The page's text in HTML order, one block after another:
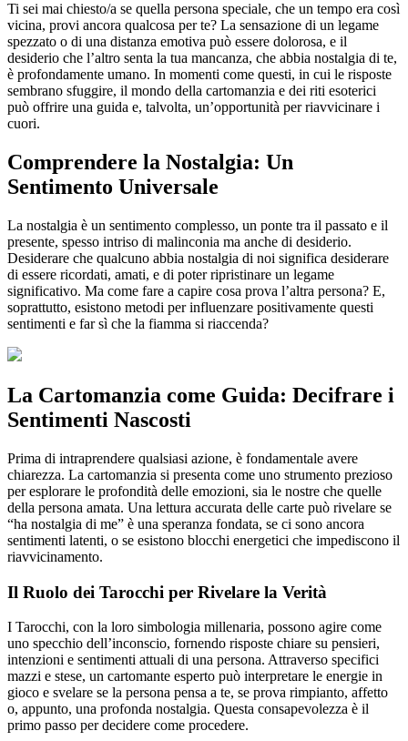
Ti sei mai chiesto/a se quella persona speciale, che un tempo era così
vicina, provi ancora qualcosa per te? La sensazione di un legame
spezzato o di una distanza emotiva può essere dolorosa, e il
desiderio che l’altro senta la tua mancanza, che abbia nostalgia di te,
è profondamente umano. In momenti come questi, in cui le risposte
sembrano sfuggire, il mondo della cartomanzia e dei riti esoterici
può offrire una guida e, talvolta, un’opportunità per riavvicinare i
cuori.
Comprendere la Nostalgia: Un
Sentimento Universale
La nostalgia è un sentimento complesso, un ponte tra il passato e il
presente, spesso intriso di malinconia ma anche di desiderio.
Desiderare che qualcuno abbia nostalgia di noi significa desiderare
di essere ricordati, amati, e di poter ripristinare un legame
significativo. Ma come fare a capire cosa prova l’altra persona? E,
soprattutto, esistono metodi per influenzare positivamente questi
sentimenti e far sì che la fiamma si riaccenda?
La Cartomanzia come Guida: Decifrare i
Sentimenti Nascosti
Prima di intraprendere qualsiasi azione, è fondamentale avere
chiarezza. La cartomanzia si presenta come uno strumento prezioso
per esplorare le profondità delle emozioni, sia le nostre che quelle
della persona amata. Una lettura accurata delle carte può rivelare se
“ha nostalgia di me” è una speranza fondata, se ci sono ancora
sentimenti latenti, o se esistono blocchi energetici che impediscono il
riavvicinamento.
Il Ruolo dei Tarocchi per Rivelare la Verità
I Tarocchi, con la loro simbologia millenaria, possono agire come
uno specchio dell’inconscio, fornendo risposte chiare su pensieri,
intenzioni e sentimenti attuali di una persona. Attraverso specifici
mazzi e stese, un cartomante esperto può interpretare le energie in
gioco e svelare se la persona pensa a te, se prova rimpianto, affetto
o, appunto, una profonda nostalgia. Questa consapevolezza è il
primo passo per decidere come procedere.